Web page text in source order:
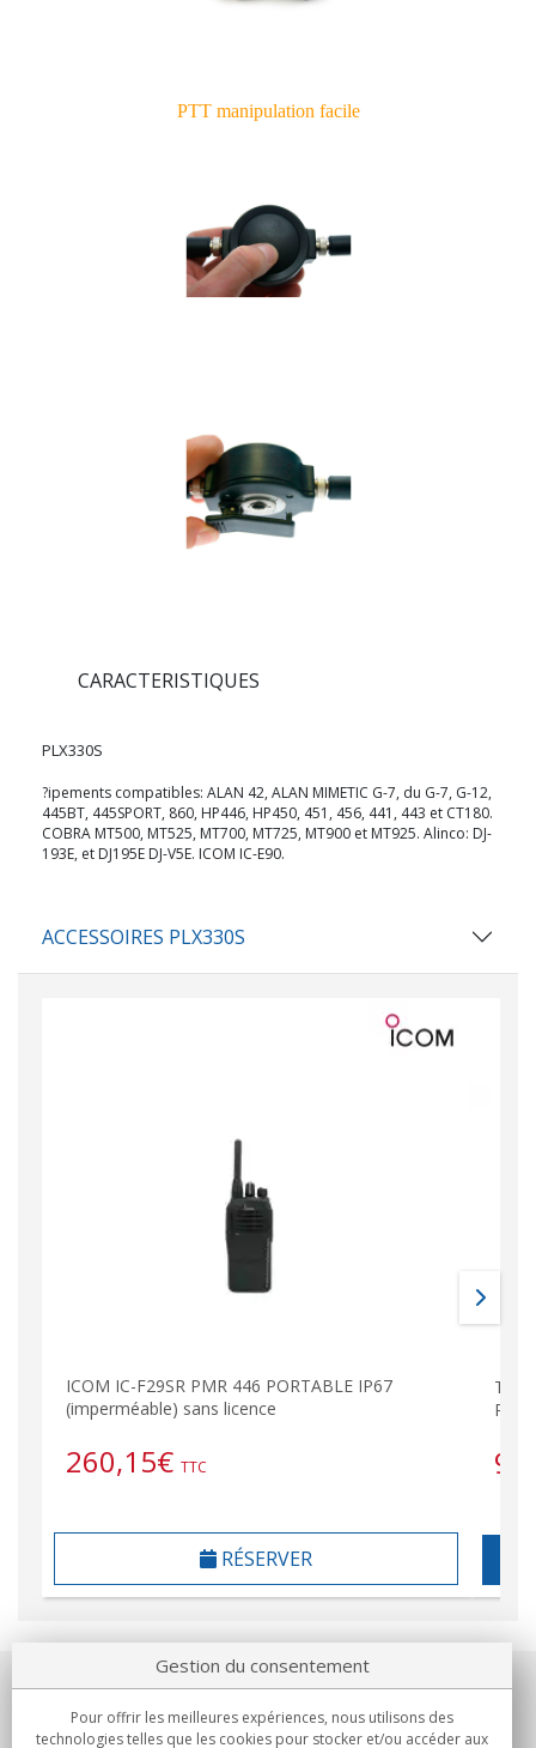
PTT manipulation facile
CARACTERISTIQUES
PLX330S
?ipements compatibles: ALAN 42, ALAN MIMETIC G-7, du G-7, G-12,
445BT, 445SPORT, 860, HP446, HP450, 451, 456, 441, 443 et CT180.
COBRA MT500, MT525, MT700, MT725, MT900 et MT925. Alinco: DJ-
193E, et DJ195E DJ-V5E. ICOM IC-E90.
ACCESSOIRES PLX330S
ICOM IC-F29SR PMR 446 PORTABLE IP67
(imperméable) sans licence
260,15€ TTC
RÉSERVER
Notre société
Gestion du consentement
Pour offrir les meilleures expériences, nous utilisons des
technologies telles que les cookies pour stocker et/ou accéder aux